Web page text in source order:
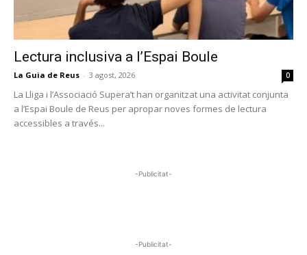
Lectura inclusiva a l’Espai Boule
La Guia de Reus - 3 agost, 2026 0
La Lliga i l’Associació Supera’t han organitzat una activitat conjunta
a l’Espai Boule de Reus per apropar noves formes de lectura
accessibles a través...
-Publicitat-
-Publicitat-